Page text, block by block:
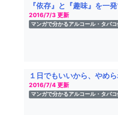
『依存』と『趣味』を一
2016/7/3 更新
マンガで分かるアルコール・タバ
１日でもいいから、やめ
2016/7/4 更新
マンガで分かるアルコール・タバ